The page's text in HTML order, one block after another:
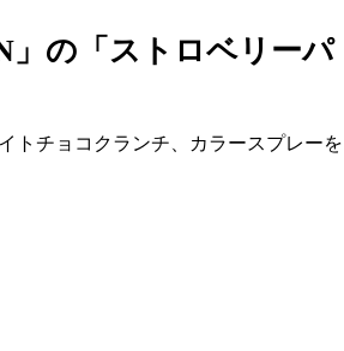
」の「ストロベリーパ
トチョコクランチ、カラースプレーを